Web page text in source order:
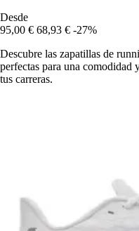
Desde
95,00 € 68,93 € -27%
Descubre las zapatillas de
perfectas para una comodidad
tus carreras.